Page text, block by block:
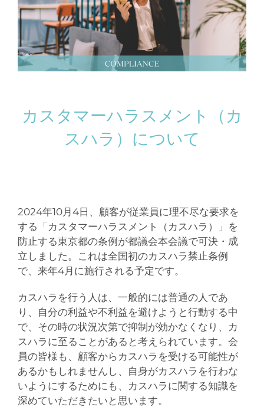
カスタマーハラスメント（カ
スハラ）について
2024年10月4日、顧客が従業員に理不尽な要求を
する「カスタマーハラスメント（カスハラ）」を
防止する東京都の条例が都議会本会議で可決・成
立しました。これは全国初のカスハラ禁止条例
で、来年4月に施行される予定です。
カスハラを行う人は、一般的には普通の人であ
り、自分の利益や不利益を避けようと行動する中
で、その時の状況次第で抑制が効かなくなり、カ
スハラに至ることがあると考えられています。会
員の皆様も、顧客からカスハラを受ける可能性が
あるかもしれませんし、自身がカスハラを行わな
いようにするためにも、カスハラに関する知識を
深めていただきたいと思います。